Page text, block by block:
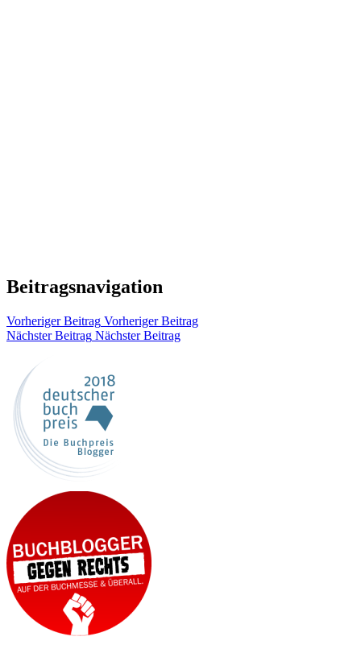
Beitragsnavigation
Vorheriger Beitrag Vorheriger Beitrag
Nächster Beitrag Nächster Beitrag